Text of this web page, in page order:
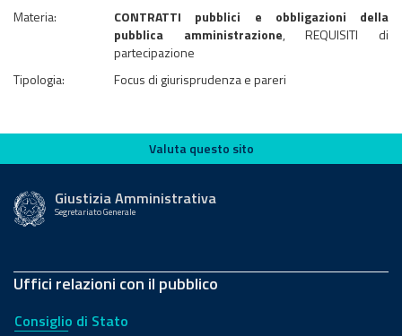
Materia:
CONTRATTI pubblici e obbligazioni della
pubblica amministrazione, REQUISITI di
partecipazione
Tipologia:
Focus di giurisprudenza e pareri
Valuta questo sito
Valuta questo sito
Giustizia Amministrativa
Segretariato Generale
Uffici relazioni con il pubblico
Consiglio di Stato